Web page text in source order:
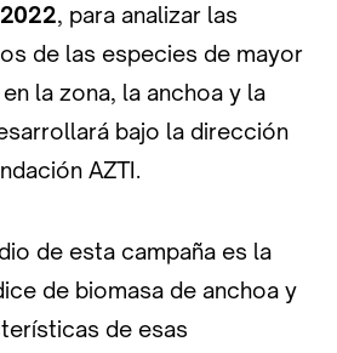
, para analizar las
de las especies de mayor
la zona, la anchoa y la
bajo la dirección
AZTI.
de esta campaña es la
de biomasa de anchoa y
de esas